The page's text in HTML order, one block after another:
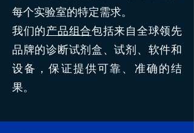
每个实验室的特定需求。
我们的产品组合包括来自全球领先
品牌的诊断试剂盒、试剂、软件和
设备，保证提供可靠、准确的结
果。